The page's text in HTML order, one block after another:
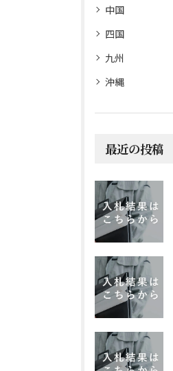
中国
四国
九州
沖縄
最近の投稿